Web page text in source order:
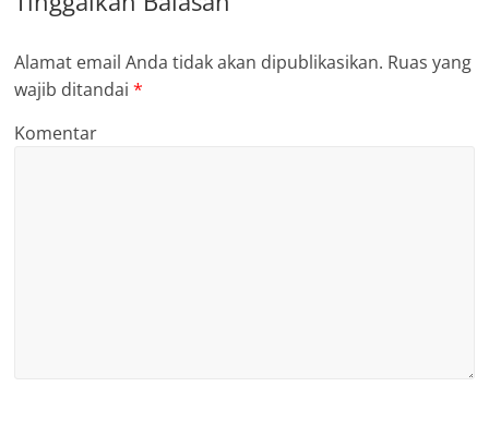
Alamat email Anda tidak akan dipublikasikan. Ruas yang
wajib ditandai*
Komentar